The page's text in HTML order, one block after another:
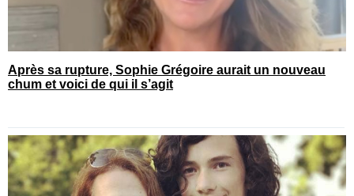
Après sa rupture, Sophie Grégoire aurait un nouveau
chum et voici de qui il s’agit